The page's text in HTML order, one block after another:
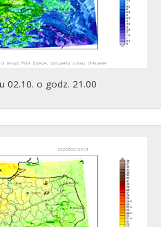
02.10. o godz. 21.00